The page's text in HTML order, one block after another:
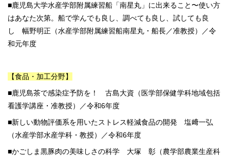
■鹿児島大学水産学部附属練習船「南星丸」に出来ること〜使い方
はあなた次第。船で学んでも良し、調べても良し、試しても良
し 幅野明正（水産学部附属練習船南星丸・船長／准教授）／令
和元年度
【食品・加工分野】
■鹿児島茶で感染症予防を！ 古島大資（医学部保健学科地域包括
看護学講座・准教授）／令和6年度
■新しい動物評価系を用いたストレス軽減食品の開発 塩﨑一弘
（水産学部水産学科・教授）／令和6年度
■かごしま黒豚肉の美味しさの科学 大塚 彰（農学部農業生産科